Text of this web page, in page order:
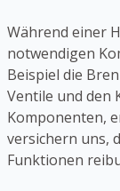
Während einer
notwendigen
Beispiel die
Ventile und den
Komponenten,
versichern uns,
Funktionen